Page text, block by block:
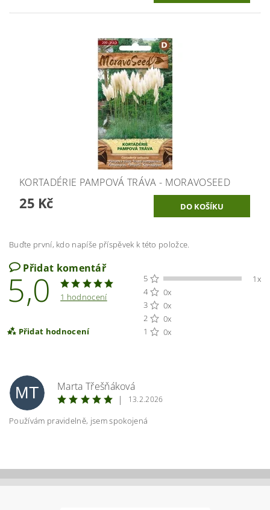
KORTADÉRIE PAMPOVÁ TRÁVA - MORAVOSEED
25 Kč
Buďte první, kdo napíše příspěvek k této položce.
Přidat komentář
5,0 1 hodnocení
Přidat hodnocení
5
1x
4
0x
3
0x
2
0x
1
0x
MT
Marta Třešňáková
|
13.2.2026
Používám pravidelně, jsem spokojená